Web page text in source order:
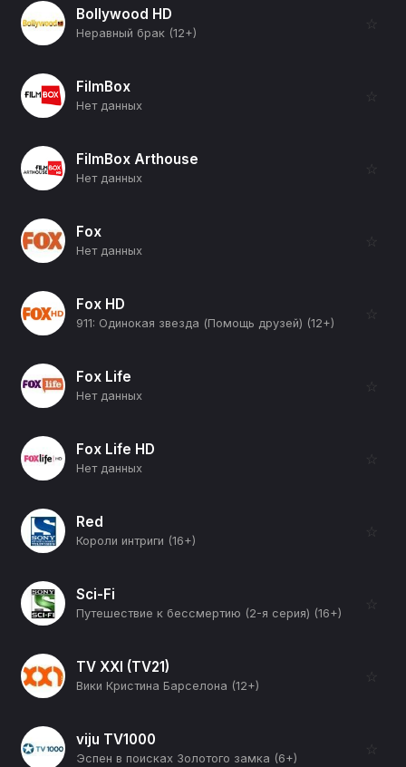
Bollywood HD
Неравный брак (12+)
☆
FilmBox
Нет данных
☆
FilmBox Arthouse
Нет данных
☆
Fox
Нет данных
☆
Fox HD
911: Одинокая звезда (Помощь друзей) (12+)
☆
Fox Life
Нет данных
☆
Fox Life HD
Нет данных
☆
Red
Короли интриги (16+)
☆
Sci-Fi
Путешествие к бессмертию (2-я серия) (16+)
☆
TV XXI (TV21)
Вики Кристина Барселона (12+)
☆
viju TV1000
Эспен в поисках Золотого замка (6+)
☆